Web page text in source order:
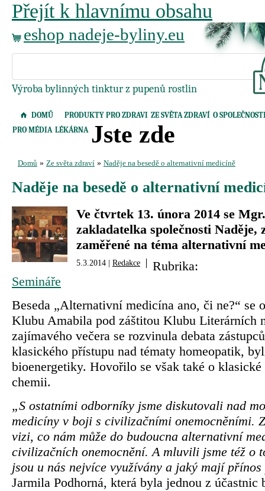
Přejít k hlavnímu obsahu
eshop nadeje-byliny.eu
Výroba bylinných tinktur z pupenů rostlin
DOMŮ PRODUKTY PRO ZDRAVI ZE SVĚTA ZDRAVÍ O
PRO MÉDIA LÉKÁRNA Jste zde
Domů » Ze světa zdraví » Naděje na besedě o alternativní medicíně
Naděje na besedě o alternativní
Ve čtvrtek 13. února 2014 se
zakladatelka společnosti Naděje,
zaměřené na téma alternativní
5.3.2014 | Redakce
Rubrika:
Semináře
Beseda „Alternativní medicína ano, či ne?“ se
Klubu Amabila pod záštitou Klubu Literárních
zajímavého večera se rozvinula debata
klasického přístupu nad tématy homeopatik,
bioenergetiky. Hovořilo se však také o
chemii.
„S ostatními odborníky jsme diskutovali nad
medicíny v boji s civilizačními onemocněními.
vizi, co nám může do budoucna alternativní
civilizačních onemocnění. A mluvili jsme též o
jsou u nás nejvíce využívány a jaký mají
Jarmila Podhorná, která byla jednou z účastnic